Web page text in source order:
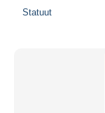
Statuut